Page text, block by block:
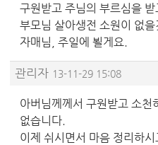
구원받고 주님의 부르심을 받
부모님 살아생전 소원이 없을
자매님, 주일에 뵐게요.
관리자 13-11-29 15:08
아버님께께서 구원받고 소천
없습니다.
이제 쉬시면서 마음 정리하